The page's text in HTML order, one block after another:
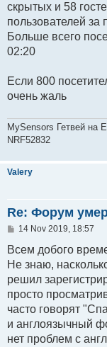
скрытых и 58
пользователей за
Больше всего
02:20
Если 800
очень жаль
MySensors Гетвей на
NRF52832
Valery
Re: Форум
P
s
14 Nov 2019, 18:57
Всем добого
Не знаю,
решил
просто
часто говорят
и англоязычный
нет проблем с